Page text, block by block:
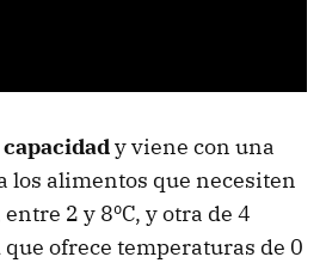
y viene con una
los alimentos que necesiten
2 y 8ºC, y otra de 4
ofrece temperaturas de 0